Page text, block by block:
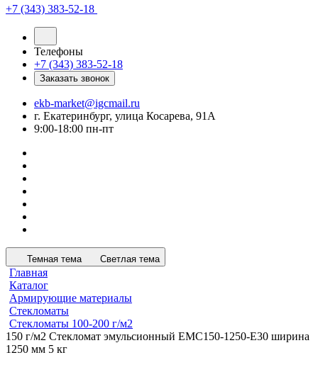
+7 (343) 383-52-18
Телефоны
+7 (343) 383-52-18
Заказать звонок
ekb-market@igcmail.ru
г. Екатеринбург, улица Косарева, 91А
9:00-18:00 пн-пт
Темная тема Светлая тема
Главная
Каталог
Армирующие материалы
Стекломаты
Стекломаты 100-200 г/м2
150 г/м2 Стекломат эмульсионный EMC150-1250-E30 ширина
1250 мм 5 кг